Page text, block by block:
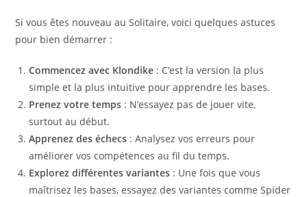
Si vous êtes nouveau au Solitaire, voici quelques astuces
pour bien démarrer :
Commencez avec Klondike : C’est la version la plus
simple et la plus intuitive pour apprendre les bases.
Prenez votre temps : N’essayez pas de jouer vite,
surtout au début.
Apprenez des échecs : Analysez vos erreurs pour
améliorer vos compétences au fil du temps.
Explorez différentes variantes : Une fois que vous
maîtrisez les bases, essayez des variantes comme Spider